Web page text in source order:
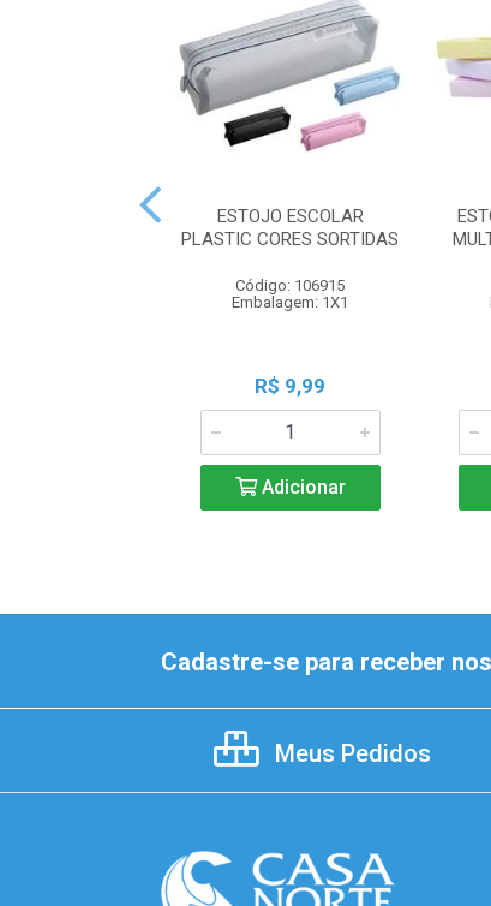
ESTOJO ESCOLAR
PLASTIC CORES SORTIDAS
Código: 106915
Embalagem: 1X1
R$ 9,99
Adicionar
Cadastre-se para receber
Meus Pedidos